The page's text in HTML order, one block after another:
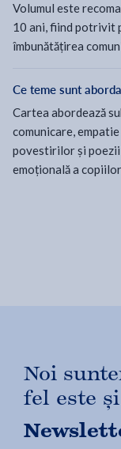
Volumul este
10 ani, fiind potrivit
îmbunătățirea
Ce teme sunt
Cartea abordează
comunicare,
povestirilor și
emoțională a
Noi
fel este și